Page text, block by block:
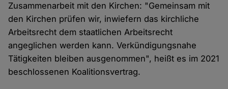
Zusammenarbeit mit den Kirchen: "Gemeinsam mit
den Kirchen prüfen wir, inwiefern das kirchliche
Arbeitsrecht dem staatlichen Arbeitsrecht
angeglichen werden kann. Verkündigungsnahe
Tätigkeiten bleiben ausgenommen", heißt es im 2021
beschlossenen Koalitionsvertrag.